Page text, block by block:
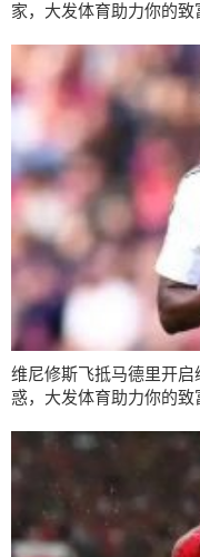
家，大发体育助力你的致
维尼修斯飞抵马德里开启
惑，大发体育助力你的致